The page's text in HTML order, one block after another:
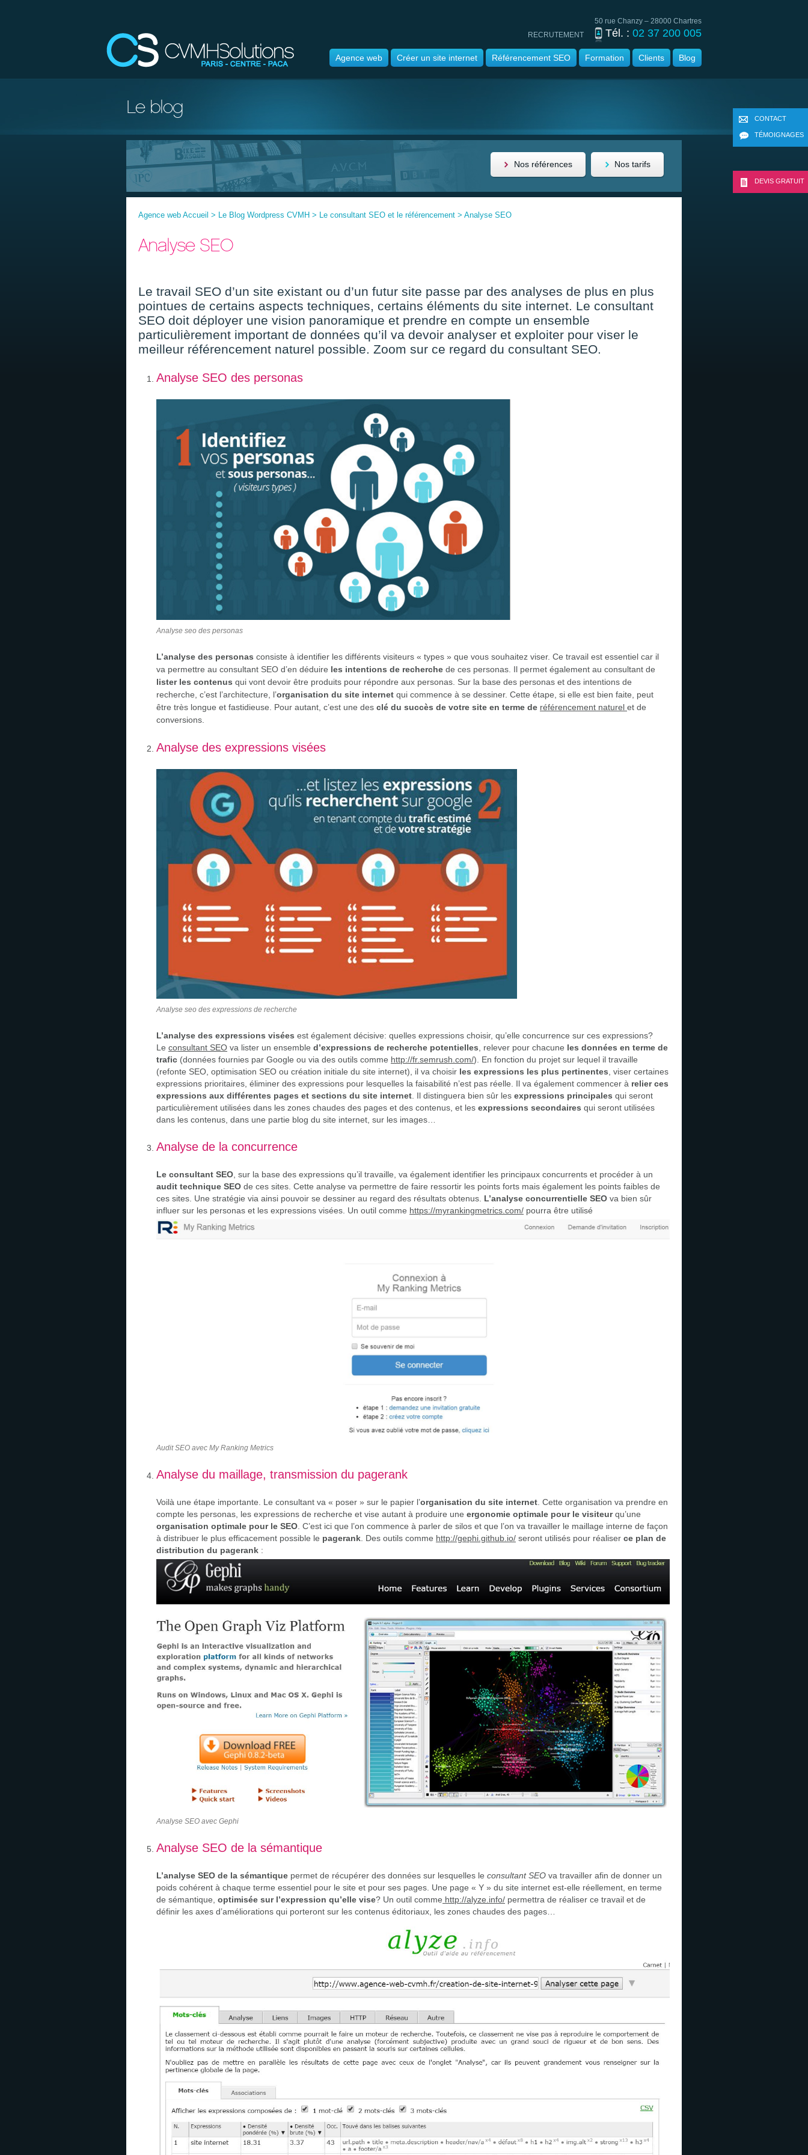
50 rue Chanzy – 28000 Chartres
RECRUTEMENT
Tél. : 02 37 200 005
Agence web Créer un site internet Référencement SEO Formation Clients Blog
CONTACT
TÉMOIGNAGES
DEVIS GRATUIT
Le blog
Nos tarifs
Nos références
Agence web Accueil > Le Blog Wordpress CVMH > Le consultant SEO et le référencement > Analyse SEO
Analyse SEO
Le travail SEO d’un site existant ou d’un futur site passe par des analyses de plus en plus
pointues de certains aspects techniques, certains éléments du site internet. Le consultant
SEO doit déployer une vision panoramique et prendre en compte un ensemble
particulièrement important de données qu’il va devoir analyser et exploiter pour viser le
meilleur référencement naturel possible. Zoom sur ce regard du consultant SEO.
Analyse SEO des personas
Analyse seo des personas
L’analyse des personas consiste à identifier les différents visiteurs « types » que vous souhaitez viser. Ce travail est essentiel car il
va permettre au consultant SEO d’en déduire les intentions de recherche de ces personas. Il permet également au consultant de
lister les contenus qui vont devoir être produits pour répondre aux personas. Sur la base des personas et des intentions de
recherche, c’est l’architecture, l’organisation du site internet qui commence à se dessiner. Cette étape, si elle est bien faite, peut
être très longue et fastidieuse. Pour autant, c’est une des clé du succès de votre site en terme de référencement naturel et de
conversions.
Analyse des expressions visées
Analyse seo des expressions de recherche
L’analyse des expressions visées est également décisive: quelles expressions choisir, qu’elle concurrence sur ces expressions?
Le consultant SEO va lister un ensemble d’expressions de recherche potentielles , relever pour chacune les données en terme de
trafic (données fournies par Google ou via des outils comme http://fr.semrush.com/). En fonction du projet sur lequel il travaille
(refonte SEO, optimisation SEO ou création initiale du site internet), il va choisir les expressions les plus pertinentes , viser certaines
expressions prioritaires, éliminer des expressions pour lesquelles la faisabilité n’est pas réelle. Il va également commencer à relier ces
expressions aux différentes pages et sections du site internet . Il distinguera bien sûr les expressions principales qui seront
particulièrement utilisées dans les zones chaudes des pages et des contenus, et les expressions secondaires qui seront utilisées
dans les contenus, dans une partie blog du site internet, sur les images…
Analyse de la concurrence
Le consultant SEO , sur la base des expressions qu’il travaille, va également identifier les principaux concurrents et procéder à un
audit technique SEO de ces sites. Cette analyse va permettre de faire ressortir les points forts mais également les points faibles de
ces sites. Une stratégie via ainsi pouvoir se dessiner au regard des résultats obtenus. L’analyse concurrentielle SEO va bien sûr
influer sur les personas et les expressions visées. Un outil comme https://myrankingmetrics.com/ pourra être utilisé
Audit SEO avec My Ranking Metrics
Analyse du maillage, transmission du pagerank
Voilà une étape importante. Le consultant va « poser » sur le papier l’organisation du site internet . Cette organisation va prendre en
compte les personas, les expressions de recherche et vise autant à produire une ergonomie optimale pour le visiteurqu’une
organisation optimale pour le SEO . C’est ici que l’on commence à parler de silos et que l’on va travailler le maillage interne de façon
à distribuer le plus efficacement possible le pagerank . Des outils comme http://gephi.github.io/ seront utilisés pour réaliser ce plan de
distribution du pagerank :
Analyse SEO avec Gephi
Analyse SEO de la sémantique
L’analyse SEO de la sémantique permet de récupérer des données sur lesquelles le consultant SEO va travailler afin de donner un
poids cohérent à chaque terme essentiel pour le site et pour ses pages. Une page « Y » du site internet est-elle réellement, en terme
de sémantique, optimisée sur l’expression qu’elle vise? Un outil comme http://alyze.info/ permettra de réaliser ce travail et de
définir les axes d’améliorations qui porteront sur les contenus éditoriaux, les zones chaudes des pages…